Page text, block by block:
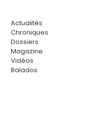
Actualités
Chroniques
Dossiers
Magazine
Vidéos
Balados